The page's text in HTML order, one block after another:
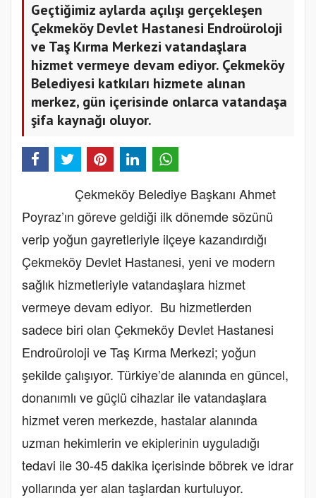
Geçtiğimiz aylarda açılışı gerçekleşen
Çekmeköy Devlet Hastanesi Endroüroloji
ve Taş Kırma Merkezi vatandaşlara
hizmet vermeye devam ediyor. Çekmeköy
Belediyesi katkıları hizmete alınan
merkez, gün içerisinde onlarca vatandaşa
şifa kaynağı oluyor.
Çekmeköy Belediye Başkanı Ahmet
Poyraz’ın göreve geldiği ilk dönemde sözünü
verip yoğun gayretleriyle ilçeye kazandırdığı
Çekmeköy Devlet Hastanesi, yeni ve modern
sağlık hizmetleriyle vatandaşlara hizmet
vermeye devam ediyor. Bu hizmetlerden
sadece biri olan Çekmeköy Devlet Hastanesi
Endroüroloji ve Taş Kırma Merkezi; yoğun
şekilde çalışıyor. Türkiye’de alanında en güncel,
donanımlı ve güçlü cihazlar ile vatandaşlara
hizmet veren merkezde, hastalar alanında
uzman hekimlerin ve ekiplerinin uyguladığı
tedavi ile 30-45 dakika içerisinde böbrek ve idrar
yollarında yer alan taşlardan kurtuluyor.